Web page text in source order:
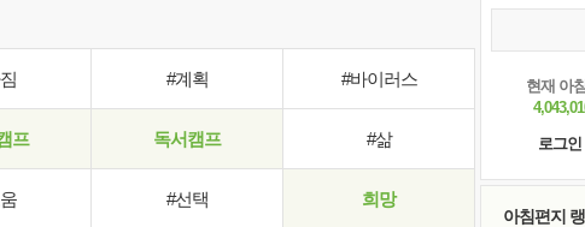
#계획 #바이러스
프 독서캠프 #삶
#선택 희망
현재 아
로그인
아침편지